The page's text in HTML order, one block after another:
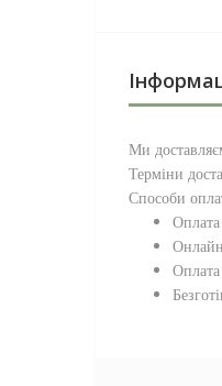
Ми
Терміни
Способи
Оплата